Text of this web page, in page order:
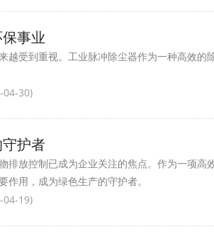
事业
越受到重视。工业脉冲除尘器作为一种高效的
04-30)
护者
排放控制已成为企业关注的焦点。作为一项高
用，成为绿色生产的守护者。
04-19)